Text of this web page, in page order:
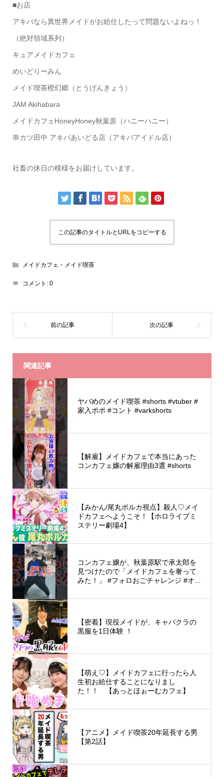
■お店
アキバなら異世界メイドがお給仕したって問題ないよねっ！
（絶対領域系列）
キュアメイドカフェ
めいどりーみん
メイド喫茶橙幻郷（とうげんきょう）
JAM Akihabara
メイドカフェHoneyHoney秋葉原（ハニーハニー）
串カツ田中 アキバあいどる店（アキバアイドル店）
社畜の休日の模様をお届けしています。
この記事のタイトルとURLをコピーする
メイドカフェ・メイド喫茶
コメント: 0
関連記事
ヤバめのメイド喫茶 #shorts #vtuber #
家入ポポ #コント #varkshorts
【解雇】メイドカフェで本当にあった
コンカフェ嬢の解雇理由3選 #shorts
【みかん/尾丸ポルカ視点】殺人♡メイ
ドカフェへようこそ！【ホロライブミ
ステリー劇場4】
コンカフェ嬢が、秋葉原駅で承太郎を
見つけたので「メイドカフェを奢って
みた！」 #フォロおごチャレンジ #オ...
【密着】現役メイドが、キャバクラの
黒服を1日体験 ！
【萌え♡】メイドカフェに行ったら人
生初お給仕することになりまし
た！！ 【あっとほぉーむカフェ】
【アニメ】メイド喫茶20年延長する男
【第2話】